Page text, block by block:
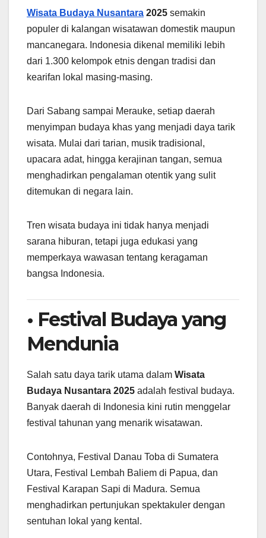
Wisata Budaya Nusantara 2025 semakin
populer di kalangan wisatawan domestik maupun
mancanegara. Indonesia dikenal memiliki lebih
dari 1.300 kelompok etnis dengan tradisi dan
kearifan lokal masing-masing.
Dari Sabang sampai Merauke, setiap daerah
menyimpan budaya khas yang menjadi daya tarik
wisata. Mulai dari tarian, musik tradisional,
upacara adat, hingga kerajinan tangan, semua
menghadirkan pengalaman otentik yang sulit
ditemukan di negara lain.
Tren wisata budaya ini tidak hanya menjadi
sarana hiburan, tetapi juga edukasi yang
memperkaya wawasan tentang keragaman
bangsa Indonesia.
• Festival Budaya yang
Mendunia
Salah satu daya tarik utama dalam Wisata
Budaya Nusantara 2025 adalah festival budaya.
Banyak daerah di Indonesia kini rutin menggelar
festival tahunan yang menarik wisatawan.
Contohnya, Festival Danau Toba di Sumatera
Utara, Festival Lembah Baliem di Papua, dan
Festival Karapan Sapi di Madura. Semua
menghadirkan pertunjukan spektakuler dengan
sentuhan lokal yang kental.